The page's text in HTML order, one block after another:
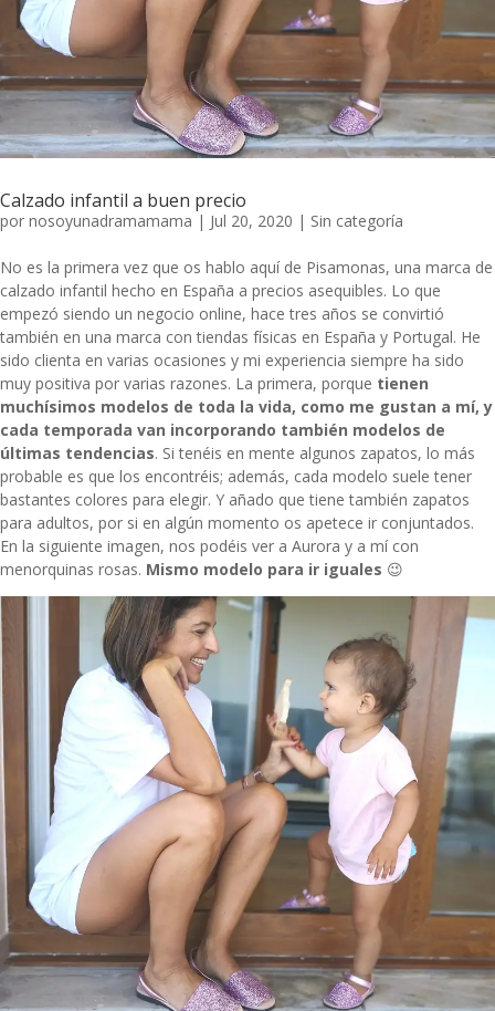
Calzado infantil a buen precio
por nosoyunadramamama | Jul 20, 2020 | Sin categoría
No es la primera vez que os hablo aquí de Pisamonas, una marca de
calzado infantil hecho en España a precios asequibles. Lo que
empezó siendo un negocio online, hace tres años se convirtió
también en una marca contiendas físicas en España y Portugal. He
sido clienta en varias ocasiones y mi experiencia siempre ha sido
muy positiva por varias razones. La primera, porque tienen
muchísimos modelos de toda la vida, como me gustan a mí, y
cada temporada van incorporando también modelos de
últimas tendencias. Si tenéis en mente algunos zapatos, lo más
probable es que los encontréis; además, cada modelo suele tener
bastantes colores para elegir. Y añado que tiene también zapatos
para adultos, por si en algún momento os apetece ir conjuntados.
En la siguiente imagen, nos podéis ver a Aurora y a mí con
menorquinas rosas. Mismo modelo para ir iguales 😉